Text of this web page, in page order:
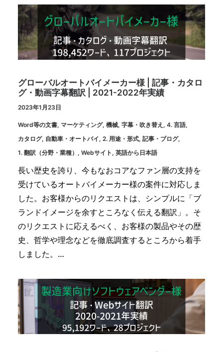
グローバルオートバイメーカー様 | 記事・カタロ
グ・動画字幕翻訳 | 2021-2022年実績
2023年1月23日
Word等の文書, マーケティング, 機械, 字幕・吹き替え , 4. 言語,
カタログ, 自動車・オートバイ, 2. 用途・形式, 記事・ブログ,
1. 翻訳（分野・業種） , Webサイト , 英語から日本語
長い歴史を誇り、今もなおコアなファン層の支持を
受けているオートバイメーカー様の案件に対応しま
した。お客様からのリクエストは、シンプルに「ブ
ランドイメージを余すところなく伝える翻訳」。そ
のリクエストに応えるべく、お客様の製品やその歴
史、哲学や理念などを徹底調査するところから着手
しました。…